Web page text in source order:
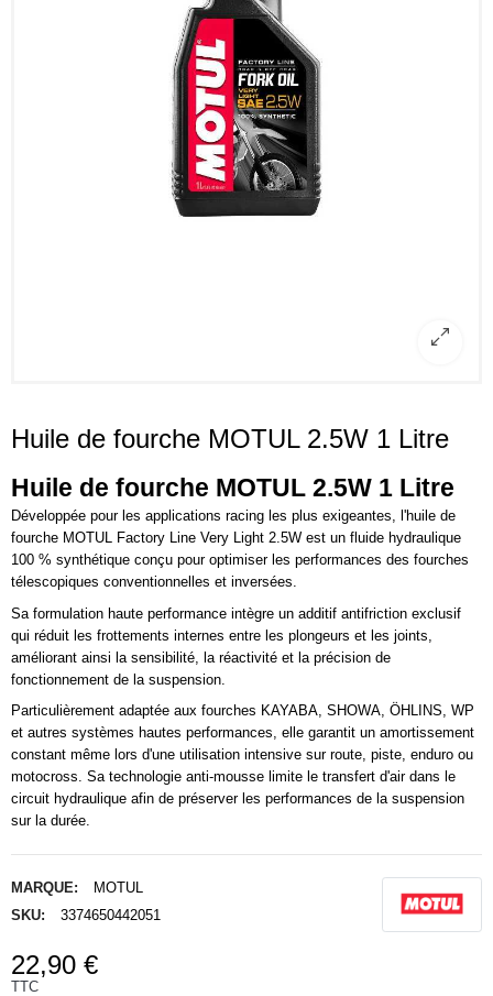
Huile de fourche MOTUL 2.5W 1 Litre
Huile de fourche MOTUL 2.5W 1 Litre
Développée pour les applications racing les plus exigeantes, l'huile de
fourche MOTUL Factory Line Very Light 2.5W est un fluide hydraulique
100 % synthétique conçu pour optimiser les performances des fourches
télescopiques conventionnelles et inversées.
Sa formulation haute performance intègre un additif antifriction exclusif
qui réduit les frottements internes entre les plongeurs et les joints,
améliorant ainsi la sensibilité, la réactivité et la précision de
fonctionnement de la suspension.
Particulièrement adaptée aux fourches KAYABA, SHOWA, ÖHLINS, WP
et autres systèmes hautes performances, elle garantit un amortissement
constant même lors d'une utilisation intensive sur route, piste, enduro ou
motocross. Sa technologie anti-mousse limite le transfert d'air dans le
circuit hydraulique afin de préserver les performances de la suspension
sur la durée.
MARQUE:
MOTUL
SKU:
3374650442051
22,90 €
TTC